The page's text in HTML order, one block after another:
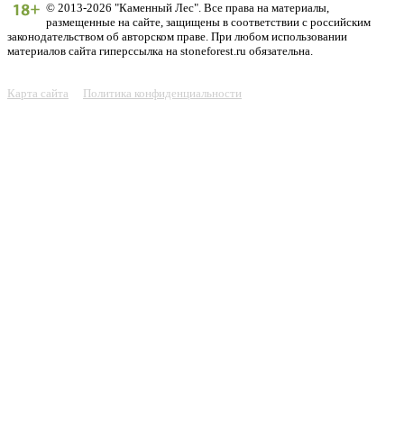
© 2013-2026 "Каменный Лес". Все права на материалы,
размещенные на сайте, защищены в соответствии с российским
законодательством об авторском праве. При любом использовании
материалов сайта гиперссылка на stoneforest.ru обязательна.
Карта сайта Политика конфиденциальности